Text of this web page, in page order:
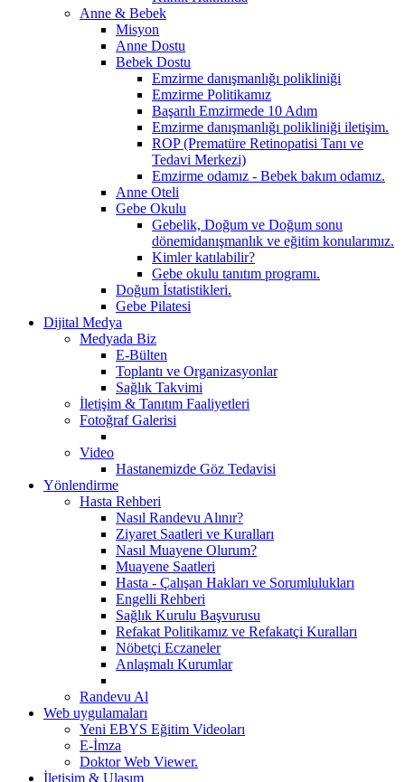
Anne & Bebek
Misyon
Anne Dostu
Bebek Dostu
Emzirme danışmanlığı polikliniği
Emzirme Politikamız
Başarılı Emzirmede 10 Adım
Emzirme danışmanlığı polikliniği iletişim.
ROP (Prematüre Retinopatisi Tanı ve
Tedavi Merkezi)
Emzirme odamız - Bebek bakım odamız.
Anne Oteli
Gebe Okulu
Gebelik, Doğum ve Doğum sonu
dönemidanışmanlık ve eğitim konularımız.
Kimler katılabilir?
Gebe okulu tanıtım programı.
Doğum İstatistikleri.
Gebe Pilatesi
Dijital Medya
Medyada Biz
E-Bülten
Toplantı ve Organizasyonlar
Sağlık Takvimi
İletişim & Tanıtım Faaliyetleri
Fotoğraf Galerisi
Video
Hastanemizde Göz Tedavisi
Yönlendirme
Hasta Rehberi
Nasıl Randevu Alınır?
Ziyaret Saatleri ve Kuralları
Nasıl Muayene Olurum?
Muayene Saatleri
Hasta - Çalışan Hakları ve Sorumlulukları
Engelli Rehberi
Sağlık Kurulu Başvurusu
Refakat Politikamız ve Refakatçi Kuralları
Nöbetçi Eczaneler
Anlaşmalı Kurumlar
Randevu Al
Web uygulamaları
Yeni EBYS Eğitim Videoları
E-İmza
Doktor Web Viewer.
İletişim & Ulaşım